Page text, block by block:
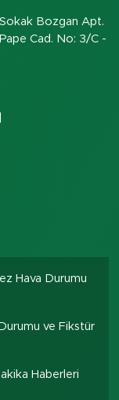
Bozgan Apt.
Cad. No: 3/C -
Hava Durumu
ve Fikstür
Haberleri